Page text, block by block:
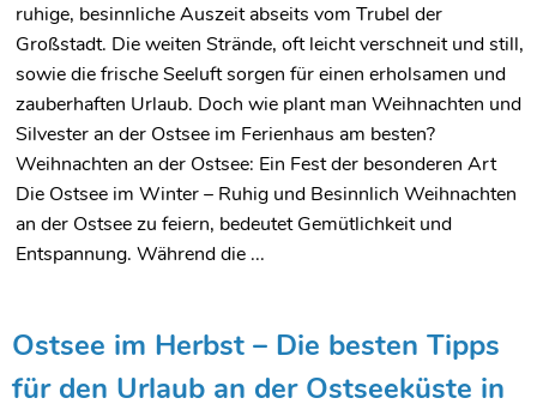
ruhige, besinnliche Auszeit abseits vom Trubel der
Großstadt. Die weiten Strände, oft leicht verschneit und still,
sowie die frische Seeluft sorgen für einen erholsamen und
zauberhaften Urlaub. Doch wie plant man Weihnachten und
Silvester an der Ostsee im Ferienhaus am besten?
Weihnachten an der Ostsee: Ein Fest der besonderen Art
Die Ostsee im Winter – Ruhig und Besinnlich Weihnachten
an der Ostsee zu feiern, bedeutet Gemütlichkeit und
Entspannung. Während die ...
Ostsee im Herbst – Die besten Tipps
für den Urlaub an der Ostseeküste in